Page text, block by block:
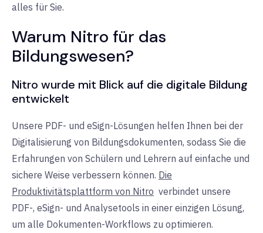
alles für Sie.
Warum Nitro für das
Bildungswesen?
Nitro wurde mit Blick auf die digitale Bildung
entwickelt
Unsere PDF- und eSign-Lösungen helfen Ihnen bei der
Digitalisierung von Bildungsdokumenten, sodass Sie die
Erfahrungen von Schülern und Lehrern auf einfache und
sichere Weise verbessern können. Die
Produktivitätsplattform von Nitro verbindet unsere
PDF-, eSign- und Analysetools in einer einzigen Lösung,
um alle Dokumenten-Workflows zu optimieren.